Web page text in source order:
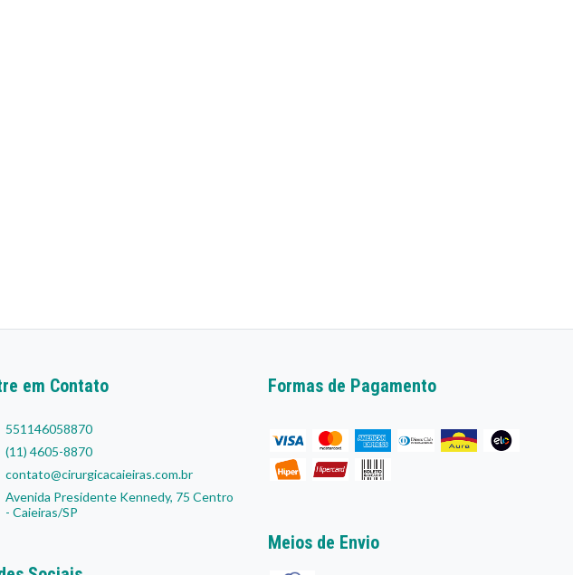
em Contato
551146058870
(11) 4605-8870
contato@cirurgicacaieiras.com.br
Avenida Presidente Kennedy, 75 Centro
- Caieiras/SP